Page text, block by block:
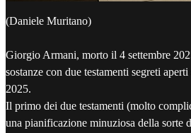
(Daniele Muritano)
Giorgio Armani, morto il 4 settembre
sostanze con due testamenti segreti
2025.
Il primo dei due testamenti (molto
una pianificazione minuziosa della sorte